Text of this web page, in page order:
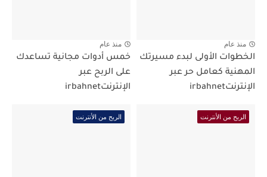
منذ عام
الخطوات الأولى لبدء مسيرتك
المهنية كعامل حر عبر
الإنترنتirbahnet
منذ عام
خمس أدوات مجانية تساعدك
على الربح عبر
الإنترنتirbahnet
الربح من الأنترنت الربح من الأنترنت